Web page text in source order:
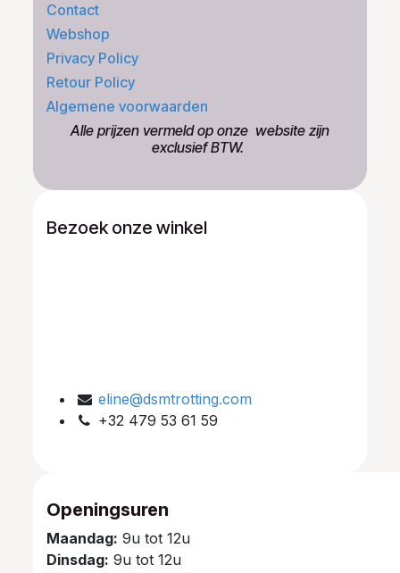
Contact
Webshop
Privacy Policy
Retour Policy
Algemene voorwaarden
​Alle prijzen vermeld op onze ​website zijn
exclusief BTW.
Bezoek onze winkel
eline@dsmtrotting.com
+32 479 53 61 59
Openingsuren
Maandag: 9u tot 12u
Dinsdag: 9u tot 12u